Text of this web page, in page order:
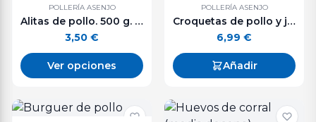
POLLERÍA ASENJO
Alitas de pollo. 500 g. aprox.
3,50 €
Ver opciones
POLLERÍA ASENJO
Croquetas de pollo y jamón (500 g. aprox.)
6,99 €
Añadir